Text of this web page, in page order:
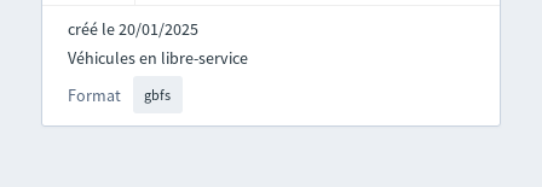
créé le 20/01/2025
Format gbfs
Véhicules en libre-service